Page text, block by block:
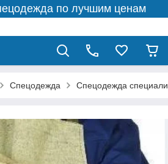
по лучшим ценам
Спецодежда Спецодежда